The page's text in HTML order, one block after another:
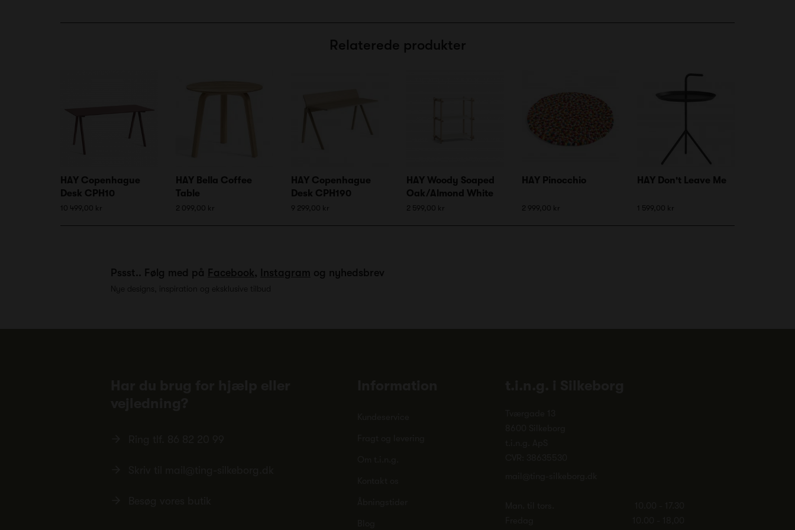
Relaterede produkter
HAY Copenhague
Desk CPH10
10 499,00 kr
HAY Bella Coffee
Table
2 099,00 kr
HAY Copenhague
Desk CPH190
9 299,00 kr
HAY Woody Soaped
Oak/Almond White
2 599,00 kr
HAY Pinocchio
2 999,00 kr
HAY Don't Leave Me
1 599,00 kr
Pssst.. Følg med på Facebook, Instagram og nyhedsbrev
Nye designs, inspiration og eksklusive tilbud